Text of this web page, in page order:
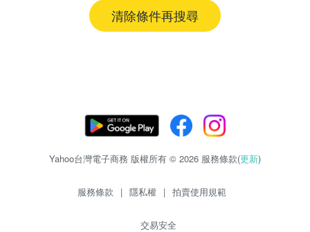
清除條件再搜尋
Yahoo台灣電子商務 版權所有 © 2026 服務條款(更新)
服務條款 | 隱私權 | 拍賣使用規範
交易安全